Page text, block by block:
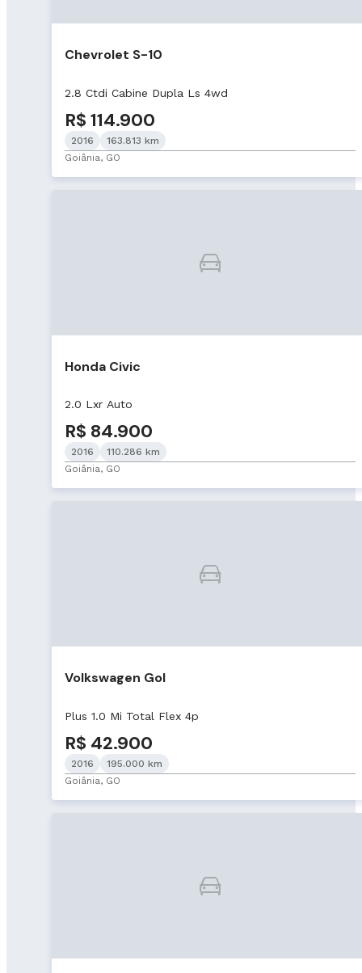
Chevrolet S-10
2.8 Ctdi Cabine Dupla Ls 4wd
R$ 114.900
2016
163.813 km
Goiânia, GO
Honda Civic
2.0 Lxr Auto
R$ 84.900
2016
110.286 km
Goiânia, GO
Volkswagen Gol
Plus 1.0 Mi Total Flex 4p
R$ 42.900
2016
195.000 km
Goiânia, GO